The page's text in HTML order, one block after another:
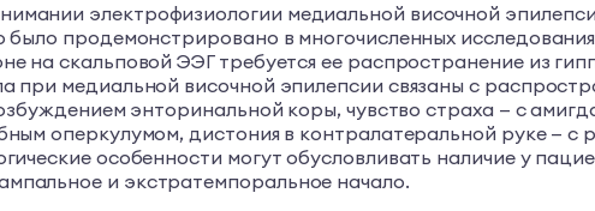
электрофизиологии медиальной височной
было продемонстрировано в многочисленных
на скальповой ЭЭГ требуется ее распространение из
при медиальной височной эпилепсии связаны с
энторинальной коры, чувство страха — с
оперкулумом, дистония в контралатеральной руке —
особенности могут обусловливать наличие у
и экстратемпоральное начало.